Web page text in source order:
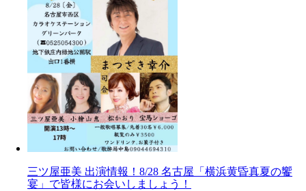
三ツ屋亜美 出演情報！8/28 名古屋「横浜黄昏真夏の饗
宴」で皆様にお会いしましょう！